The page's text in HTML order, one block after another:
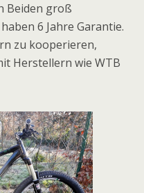
Beiden groß
6 Jahre Garantie.
zu kooperieren,
Herstellern wie WTB